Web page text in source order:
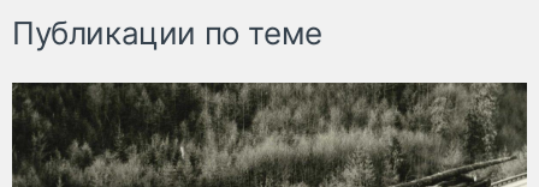
Публикации по теме